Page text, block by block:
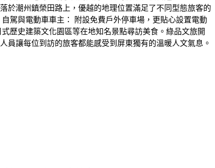
於潮州鎮榮田路上，優越的地理位置滿足了不同型態旅客的
駕與電動車車主： 附設免費戶外停車場，更貼心設置電動
歷史建築文化園區等在地知名景點尋訪美食。​綠品文旅開
讓每位到訪的旅客都能感受到屏東獨有的溫暖人文氣息。